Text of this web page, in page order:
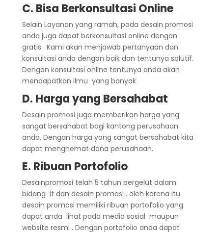
C. Bisa Berkonsultasi Online
Selain Layanan yang ramah, pada desain promosi
anda juga dapat berkonsultasi online dengan
gratis . Kami akan menjawab pertanyaan dan
konsultasi anda dengan baik dan tentunya solutif.
Dengan konsultasi online tentunya anda akan
mendapatkan ilmu yang banyak
D. Harga yang Bersahabat
Desain promosi juga memberikan harga yang
sangat bersahabat bagi kantong perusahaan
anda. Dengan harga yang sangat bersahabat kita
dapat menghemat dana perusahaan.
E. Ribuan Portofolio
Desainpromosi telah 5 tahun bergelut dalam
bidang it dan desain promosi . oleh karena itu
desain promosi memiliki ribuan portofolio yang
dapat anda lihat pada media sosial maupun
website resmi . Dengan portofolio anda dapat